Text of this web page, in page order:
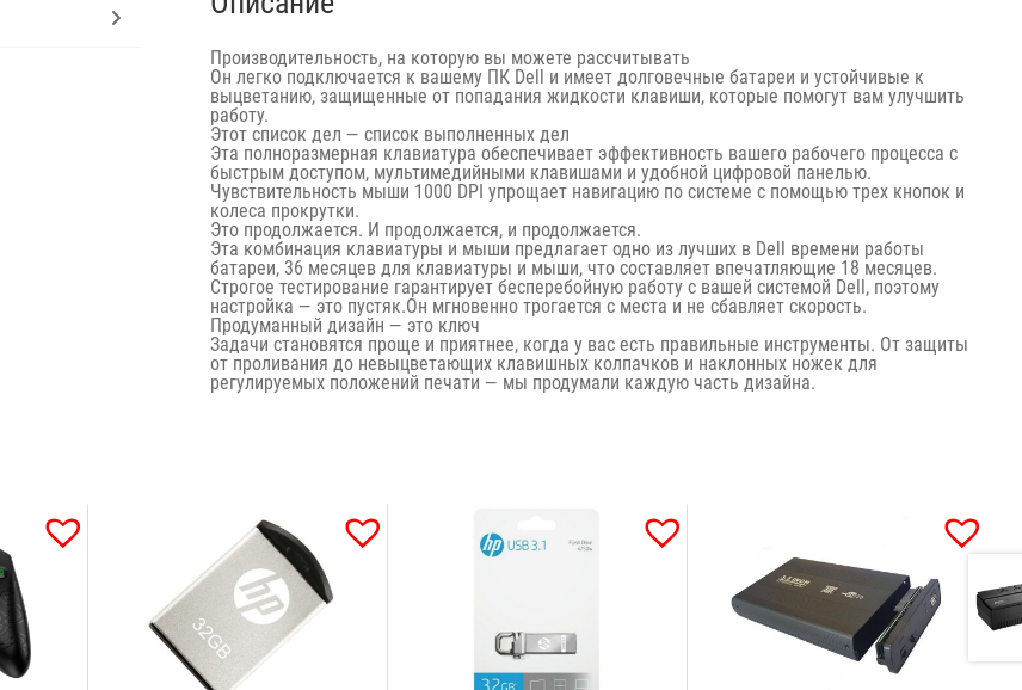
Производительность, на которую вы можете рассчитывать
Он легко подключается к вашему ПК Dell и имеет долговечные батареи и устойчивые к
выцветанию, защищенные от попадания жидкости клавиши, которые помогут вам улучшить
работу.
Этот список дел — список выполненных дел
Эта полноразмерная клавиатура обеспечивает эффективность вашего рабочего процесса с
быстрым доступом, мультимедийными клавишами и удобной цифровой панелью.
Чувствительность мыши 1000 DPI упрощает навигацию по системе с помощью трех кнопок и
колеса прокрутки.
Это продолжается. И продолжается, и продолжается.
Эта комбинация клавиатуры и мыши предлагает одно из лучших в Dell времени работы
батареи, 36 месяцев для клавиатуры и мыши, что составляет впечатляющие 18 месяцев.
Строгое тестирование гарантирует бесперебойную работу с вашей системой Dell, поэтому
настройка — это пустяк.Он мгновенно трогается с места и не сбавляет скорость.
Продуманный дизайн — это ключ
Задачи становятся проще и приятнее, когда у вас есть правильные инструменты. От защиты
от проливания до невыцветающих клавишных колпачков и наклонных ножек для
регулируемых положений печати — мы продумали каждую часть дизайна.